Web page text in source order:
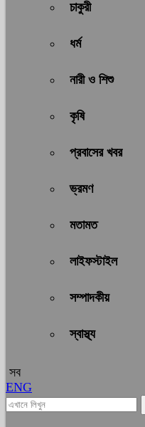
চাকুরী
ধর্ম
নারী ও শিশু
কৃষি
প্রবাসের খবর
ভ্রমণ
মতামত
লাইফস্টাইল
সম্পাদকীয়
স্বাস্থ্য
সব
ENG